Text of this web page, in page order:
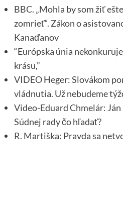
BBC. „Mohla by som žiť
zomrieť“. Zákon o
Kanaďanov
“Európska únia
krásu,”
VIDEO Heger: Slovákom
vládnutia. Už nebudeme
Video-Eduard Chmelár: Ján
Súdnej rady čo hľadať?
R. Martiška: Pravda sa